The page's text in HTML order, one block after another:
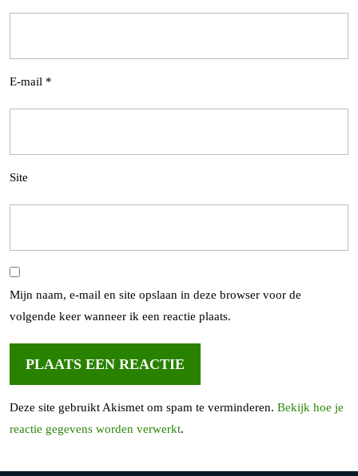
E-mail *
Site
Mijn naam, e-mail en site opslaan in deze browser voor de
volgende keer wanneer ik een reactie plaats.
Deze site gebruikt Akismet om spam te verminderen. Bekijk hoe je
reactie gegevens worden verwerkt.